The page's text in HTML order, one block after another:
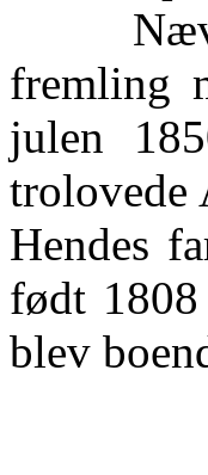
fremling
julen
trolovede
Hendes
født
blev